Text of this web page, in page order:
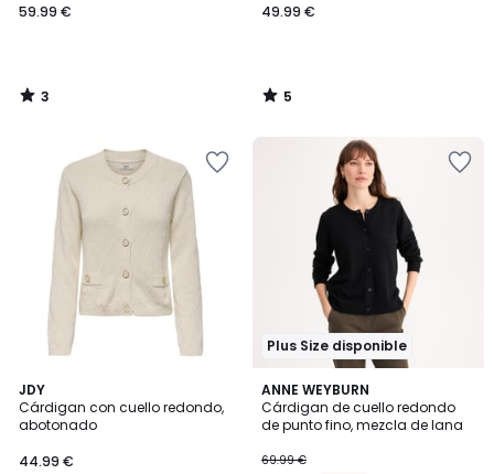
59.99 €
3
/
49.99 €
5
/
JDY
Cárdigan con cuello redondo,
abotonado
44.99 €
4,3
/ 5
Plus Size disponible
ANNE WEYBURN
Cárdigan de cuello redondo
de punto fino, mezcla de lana
69.99 €
3,9
/ 5
2
Colores